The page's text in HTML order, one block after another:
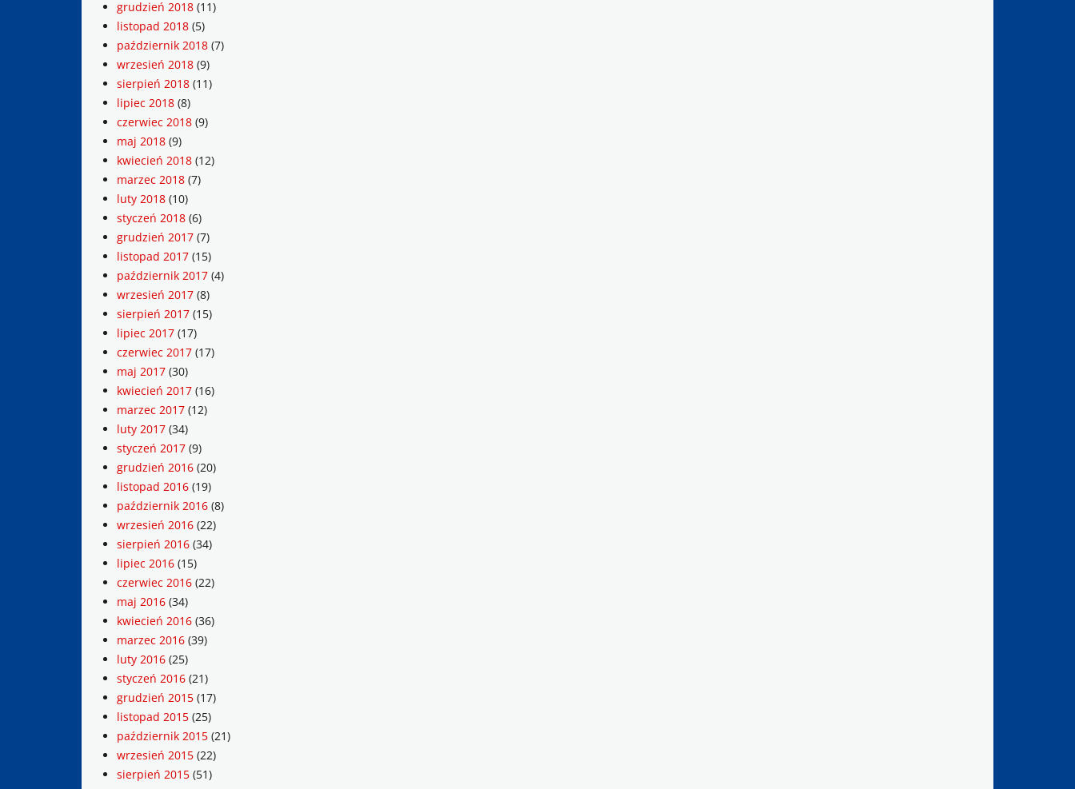
grudzień 2018 (11)
listopad 2018 (5)
październik 2018 (7)
wrzesień 2018 (9)
sierpień 2018 (11)
lipiec 2018 (8)
czerwiec 2018 (9)
maj 2018 (9)
kwiecień 2018 (12)
marzec 2018 (7)
luty 2018 (10)
styczeń 2018 (6)
grudzień 2017 (7)
listopad 2017 (15)
październik 2017 (4)
wrzesień 2017 (8)
sierpień 2017 (15)
lipiec 2017 (17)
czerwiec 2017 (17)
maj 2017 (30)
kwiecień 2017 (16)
marzec 2017 (12)
luty 2017 (34)
styczeń 2017 (9)
grudzień 2016 (20)
listopad 2016 (19)
październik 2016 (8)
wrzesień 2016 (22)
sierpień 2016 (34)
lipiec 2016 (15)
czerwiec 2016 (22)
maj 2016 (34)
kwiecień 2016 (36)
marzec 2016 (39)
luty 2016 (25)
styczeń 2016 (21)
grudzień 2015 (17)
listopad 2015 (25)
październik 2015 (21)
wrzesień 2015 (22)
sierpień 2015 (51)